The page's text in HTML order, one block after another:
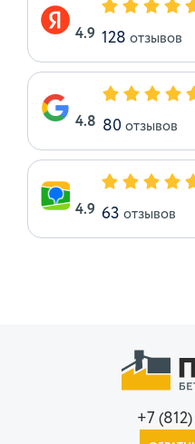
4.9 128 отзывов
4.8 80 отзывов
4.9 63 отзывов
+7 (812)